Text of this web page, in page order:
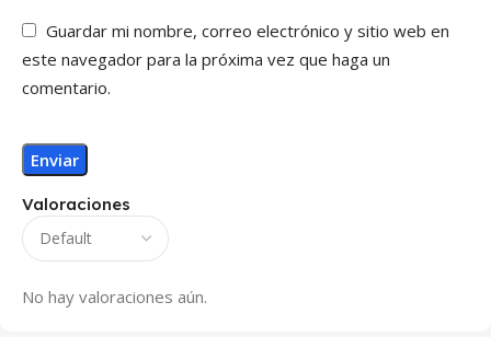
Valoraciones
No hay valoraciones aún.
Guardar mi nombre, correo electrónico y sitio web en
este navegador para la próxima vez que haga un
comentario.